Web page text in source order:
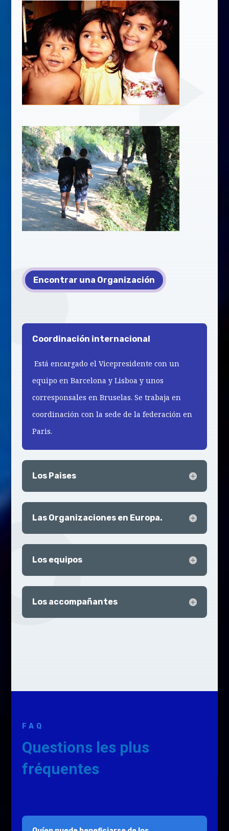
Encontrar una Organización
Coordinación internacional
Está encargado el Vicepresidente con un
equipo en Barcelona y Lisboa y unos
corresponsales en Bruselas. Se trabaja en
coordinación con la sede de la federación en
Paris.
Los Paises
Las Organizaciones en Europa.
Los equipos
Los accompañantes
FAQ
Questions les plus
fréquentes